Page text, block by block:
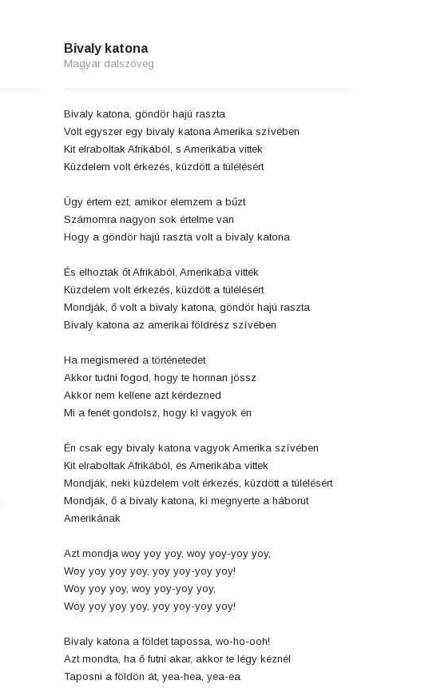
Bivaly katona
Magyar dalszöveg
Bivaly katona, göndör hajú raszta
Volt egyszer egy bivaly katona Amerika szívében
Kit elraboltak Afrikából, s Amerikába vittek
Küzdelem volt érkezés, küzdött a túlélésért
Úgy értem ezt, amikor elemzem a bűzt
Számomra nagyon sok értelme van
Hogy a göndör hajú raszta volt a bivaly katona
És elhozták őt Afrikából, Amerikába vitték
Küzdelem volt érkezés, küzdött a túlélésért
Mondják, ő volt a bivaly katona, göndör hajú raszta
Bivaly katona az amerikai földrész szívében
Ha megismered a történetedet
Akkor tudni fogod, hogy te honnan jössz
Akkor nem kellene azt kérdezned
Mi a fenét gondolsz, hogy ki vagyok én
Én csak egy bivaly katona vagyok Amerika szívében
Kit elraboltak Afrikából, és Amerikába vittek
Mondják, neki küzdelem volt érkezés, küzdött a túlélésért
Mondják, ő a bivaly katona, ki megnyerte a háborút
Amerikának
Azt mondja woy yoy yoy, woy yoy-yoy yoy,
Woy yoy yoy yoy, yoy yoy-yoy yoy!
Woy yoy yoy, woy yoy-yoy yoy,
Woy yoy yoy yoy, yoy yoy-yoy yoy!
Bivaly katona a földet tapossa, wo-ho-ooh!
Azt mondta, ha ő futni akar, akkor te légy kéznél
Taposni a földön át, yea-hea, yea-ea